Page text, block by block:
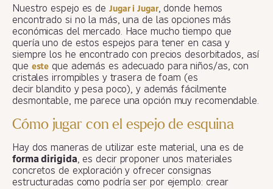
Nuestro espejo es de Jugar i Jugar, donde hemos
encontrado si no la más, una de las opciones más
económicas del mercado. Hace mucho tiempo que
quería uno de estos espejos para tener en casa y
siempre los he encontrado con precios desorbitados, así
que este que además es adecuado para niños/as, con
cristales irrompibles y trasera de foam (es
decir blandito y pesa poco), y además fácilmente
desmontable, me parece una opción muy recomendable.
Cómo jugar con el espejo de esquina
Hay dos maneras de utilizar este material, una es de
forma dirigida, es decir proponer unos materiales
concretos de exploración y ofrecer consignas
estructuradas como podría ser por ejemplo: crear